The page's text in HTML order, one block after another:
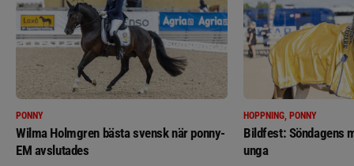
PONNY
Wilma Holmgren bästa svensk när ponny-
EM avslutades
HOPPNING, PONNY
Bildfest: Söndagens
unga